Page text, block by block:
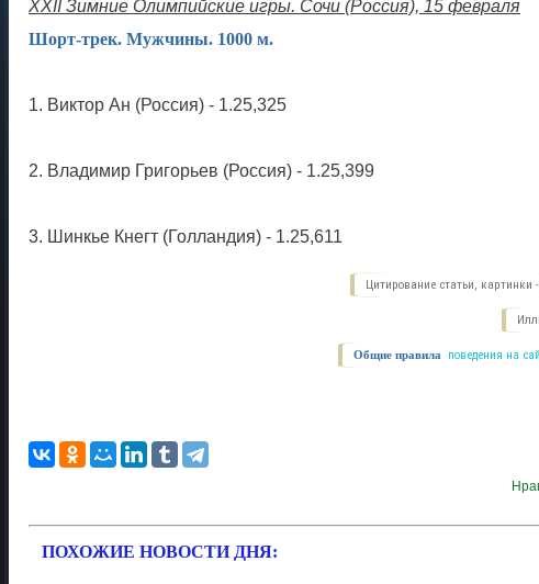
XXII Зимние Олимпийские игры. Сочи (Россия), 15 февраля
Шорт-трек. Мужчины. 1000 м.
1. Виктор Ан (Россия) - 1.25,325
2. Владимир Григорьев (Россия) - 1.25,399
3. Шинкье Кнегт (Голландия) - 1.25,611
Цитирование статьи, картинки
Общие правила поведения на
ПОХОЖИЕ НОВОСТИ ДНЯ: